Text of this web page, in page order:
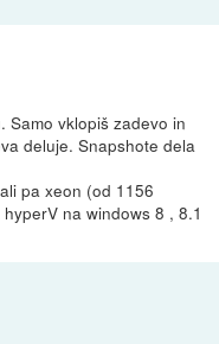
Samo vklopiš zadevo in
deluje. Snapshote dela
pa xeon (od 1156
na windows 8 , 8.1